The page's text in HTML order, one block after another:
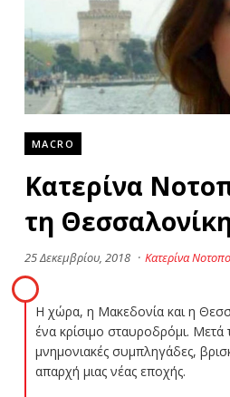
MACRO
Κατερίνα
τη
25 Δεκεμβρίου, 2018 · Κατερίνα
Η χώρα, η Μακεδονία και η
ένα κρίσιμο σταυροδρόμι. Μετά
μνημονιακές συμπληγάδες,
απαρχή μιας νέας εποχής.